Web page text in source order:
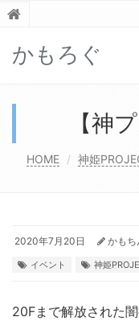
かもろぐ
【神
HOME 神姫
2020年7月20日 かもち
イベント 神姫
20Fまで解放された